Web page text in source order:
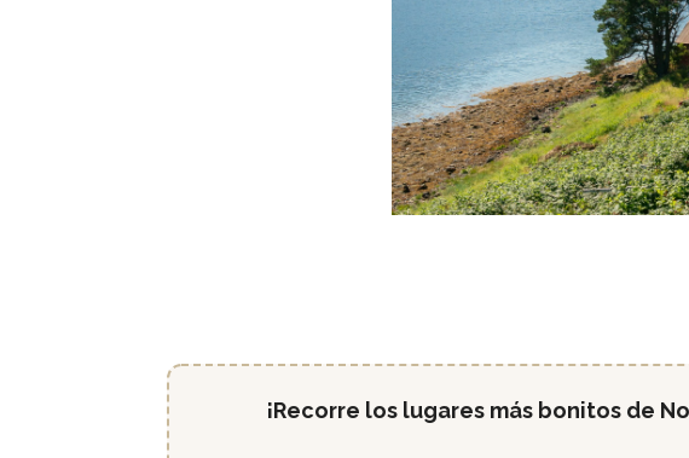
¡Recorre los lugares más bonitos de